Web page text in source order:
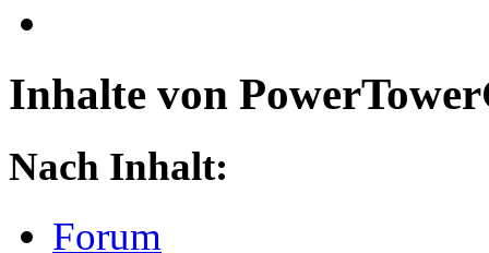
Inhalte von
Nach Inhalt:
Forum